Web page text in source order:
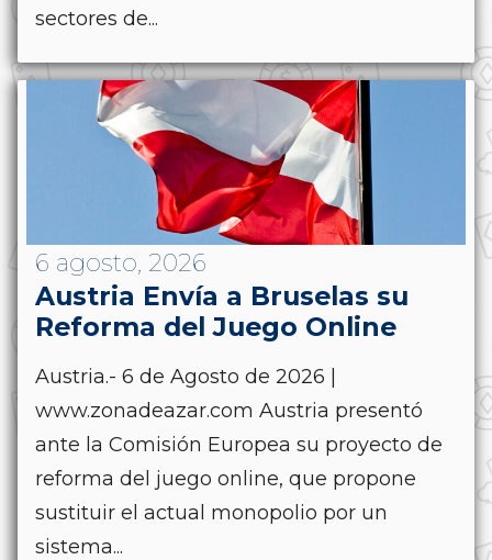
sectores de...
6 agosto, 2026
Austria Envía a Bruselas su
Reforma del Juego Online
Austria.- 6 de Agosto de 2026 |
www.zonadeazar.com Austria presentó
ante la Comisión Europea su proyecto de
reforma del juego online, que propone
sustituir el actual monopolio por un
sistema...